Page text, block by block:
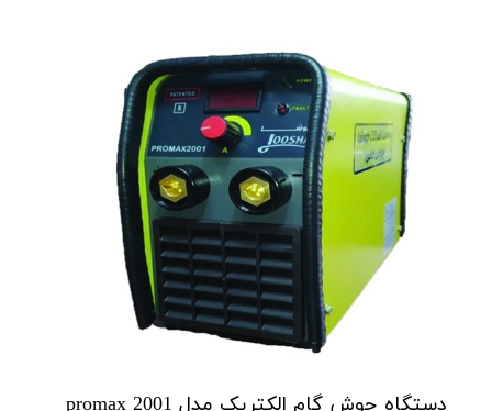
دستگاه جوش گام الکتریک مدل promax 2001